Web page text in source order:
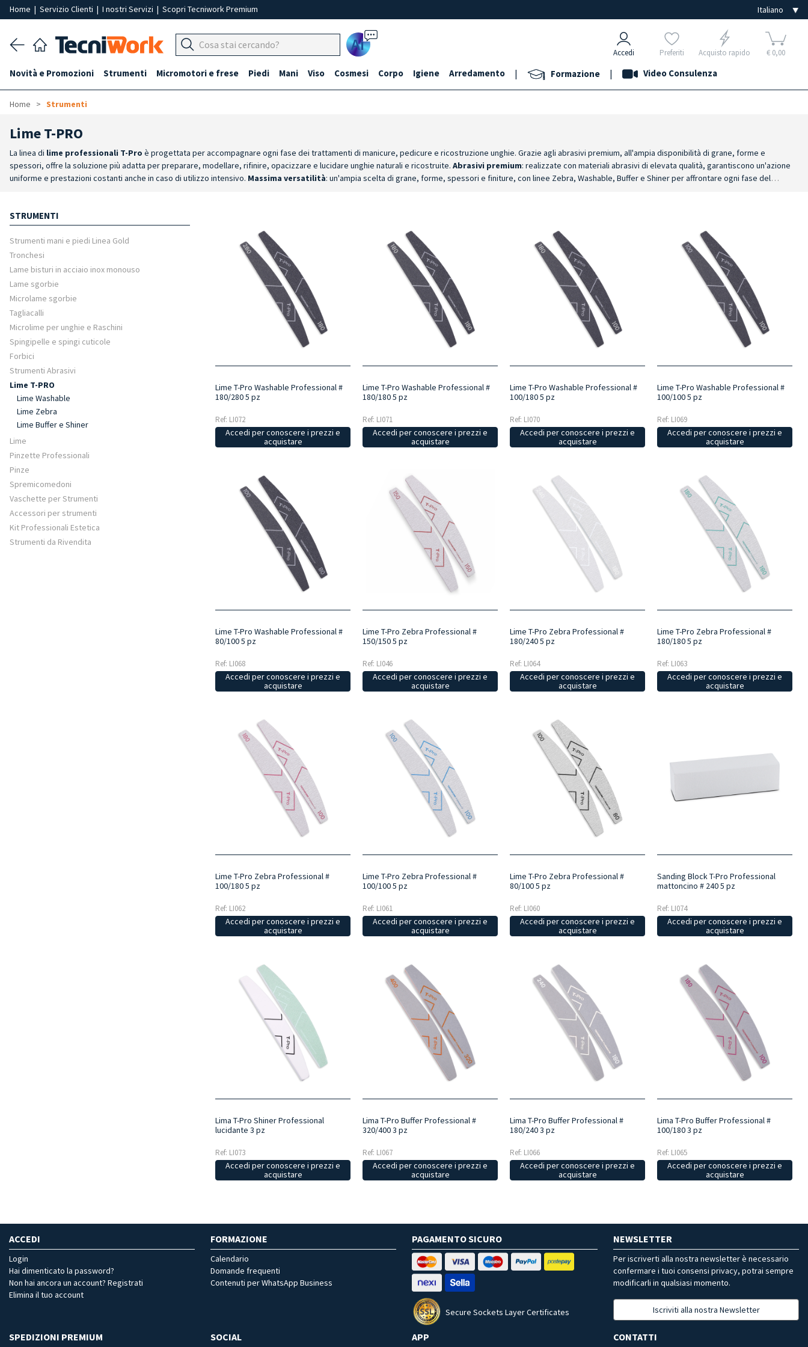
Home | Servizio Clienti | I nostri Servizi | Scopri Tecniwork Premium
Ai Accedi Preferiti Acquisto rapido € 0,00
Novità e Promozioni Strumenti Micromotori e frese Piedi Mani Viso Cosmesi Corpo Igiene Arredamento | Formazione | Video Consulenza
Home Strumenti
Lime T-PRO
La linea di lime professionali T-Pro è progettata per accompagnare ogni fase dei trattamenti di manicure, pedicure e ricostruzione unghie. Grazie agli abrasivi premium, all'ampia disponibilità di grane, forme e
spessori, offre la soluzione più adatta per preparare, modellare, rifinire, opacizzare e lucidare unghie naturali e ricostruite. Abrasivi premium: realizzate con materiali abrasivi di elevata qualità, garantiscono un'azione
uniforme e prestazioni costanti anche in caso di utilizzo intensivo. Massima versatilità: un'ampia scelta di grane, forme, spessori e finiture, con linee Zebra, Washable, Buffer e Shiner per affrontare ogni fase del
ergonomica e la varietà di supporti consentono di lavorare con precisione, praticità e continuità durante tutte le fasi del trattamento.
STRUMENTI
Strumenti mani e piedi Linea Gold
Tronchesi
Lame bisturi in acciaio inox monouso
Lame sgorbie
Microlame sgorbie
Tagliacalli
Microlime per unghie e Raschini
Spingipelle e spingi cuticole
Forbici
Strumenti Abrasivi
Lime T-PRO
Lime Washable
Lime Zebra
Lime Buffer e Shiner
Lime
Pinzette Professionali
Pinze
Spremicomedoni
Vaschette per Strumenti
Accessori per strumenti
Kit Professionali Estetica
Strumenti da Rivendita
Lime T-Pro Washable Professional #
180/280 5 pz
Ref: LI072
Accedi per conoscere i prezzi e
acquistare
Lime T-Pro Washable Professional #
180/180 5 pz
Ref: LI071
Accedi per conoscere i prezzi e
acquistare
Lime T-Pro Washable Professional #
100/180 5 pz
Ref: LI070
Accedi per conoscere i prezzi e
acquistare
Lime T-Pro Washable Professional #
100/100 5 pz
Ref: LI069
Accedi per conoscere i prezzi e
acquistare
Lime T-Pro Washable Professional #
80/100 5 pz
Ref: LI068
Accedi per conoscere i prezzi e
acquistare
Lime T-Pro Zebra Professional #
150/150 5 pz
Ref: LI046
Accedi per conoscere i prezzi e
acquistare
Lime T-Pro Zebra Professional #
180/240 5 pz
Ref: LI064
Accedi per conoscere i prezzi e
acquistare
Lime T-Pro Zebra Professional #
180/180 5 pz
Ref: LI063
Accedi per conoscere i prezzi e
acquistare
Lime T-Pro Zebra Professional #
100/180 5 pz
Ref: LI062
Accedi per conoscere i prezzi e
acquistare
Lime T-Pro Zebra Professional #
100/100 5 pz
Ref: LI061
Accedi per conoscere i prezzi e
acquistare
Lime T-Pro Zebra Professional #
80/100 5 pz
Ref: LI060
Accedi per conoscere i prezzi e
acquistare
Sanding Block T-Pro Professional
mattoncino # 240 5 pz
Ref: LI074
Accedi per conoscere i prezzi e
acquistare
Lima T-Pro Shiner Professional
lucidante 3 pz
Ref: LI073
Accedi per conoscere i prezzi e
acquistare
Lima T-Pro Buffer Professional #
320/400 3 pz
Ref: LI067
Accedi per conoscere i prezzi e
acquistare
Lima T-Pro Buffer Professional #
180/240 3 pz
Ref: LI066
Accedi per conoscere i prezzi e
acquistare
Lima T-Pro Buffer Professional #
100/180 3 pz
Ref: LI065
Accedi per conoscere i prezzi e
acquistare
ACCEDI
Login
Hai dimenticato la password?
Non hai ancora un account? Registrati
Elimina il tuo account
FORMAZIONE
Calendario
Domande frequenti
Contenuti per WhatsApp Business
PAGAMENTO SICURO
Secure Sockets Layer Certificates
NEWSLETTER
Per iscriverti alla nostra newsletter è necessario
confermare i tuoi consensi privacy, potrai sempre
modificarli in qualsiasi momento.
Iscriviti alla nostra Newsletter
SPEDIZIONI PREMIUM SOCIAL APP CONTATTI